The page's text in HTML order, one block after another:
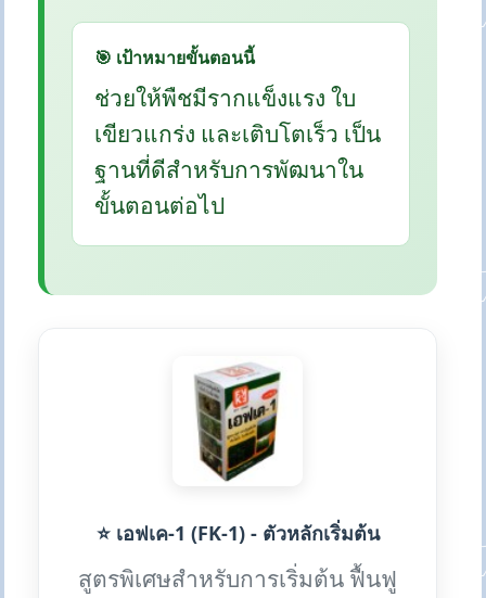
🎯 เป้าหมายขั้นตอนนี้
ช่วยให้พืชมีรากแข็งแรง ใบ
เขียวแกร่ง และเติบโตเร็ว เป็น
ฐานที่ดีสำหรับการพัฒนาใน
ขั้นตอนต่อไป
⭐ เอฟเค-1 (FK-1) - ตัวหลักเริ่มต้น
สูตรพิเศษสำหรับการเริ่มต้น ฟื้นฟู